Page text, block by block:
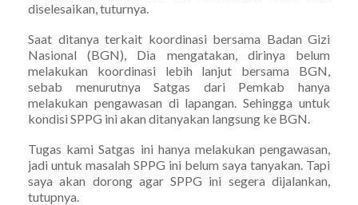
diselesaikan, tuturnya.
Saat ditanya terkait koordinasi bersama Badan Gizi
Nasional (BGN), Dia mengatakan, dirinya belum
melakukan koordinasi lebih lanjut bersama BGN,
sebab menurutnya Satgas dari Pemkab hanya
melakukan pengawasan di lapangan. Sehingga untuk
kondisi SPPG ini akan ditanyakan langsung ke BGN.
Tugas kami Satgas ini hanya melakukan pengawasan,
jadi untuk masalah SPPG ini belum saya tanyakan. Tapi
saya akan dorong agar SPPG ini segera dijalankan,
tutupnya.